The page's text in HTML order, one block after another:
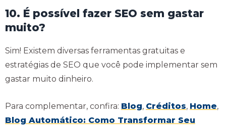
10. É possível fazer SEO sem gastar
muito?
Sim! Existem diversas ferramentas gratuitas e
estratégias de SEO que você pode implementar sem
gastar muito dinheiro.
Para complementar, confira: Blog, Créditos, Home,
Blog Automático: Como Transformar Seu